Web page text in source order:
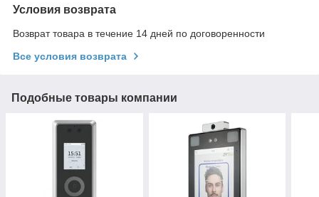
Условия возврата
Возврат товара в течение 14 дней по договоренности
Все условия возврата
Подобные товары компании